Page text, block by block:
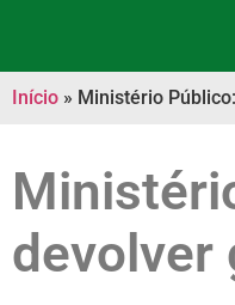
Início » Ministério
devolver